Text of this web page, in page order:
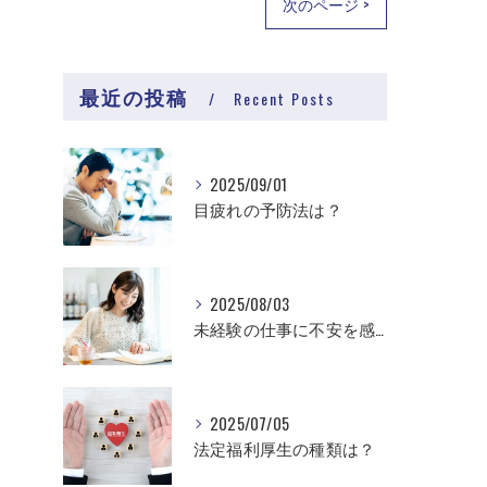
最近の投稿 Recent Posts
2025/09/01
目疲れの予防法は？
2025/08/03
未経験の仕事に不安を感じる理由は？
2025/07/05
法定福利厚生の種類は？